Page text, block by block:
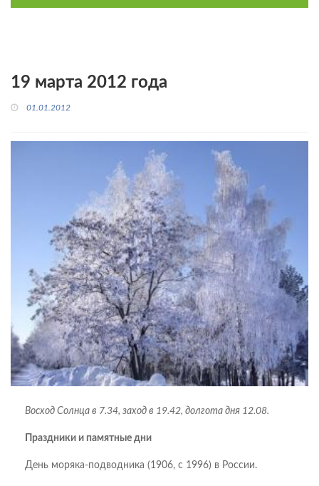
19 марта 2012 года
01.01.2012
Восход Солнца в 7.34, заход в 19.42, долгота дня 12.08.
Праздники и памятные дни
День моряка-подводника (1906, с 1996) в России.